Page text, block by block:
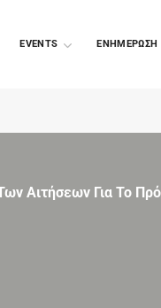
EVENTS ΕΝΗΜΕΡΩΣΗ
Αιτήσεων Για Το